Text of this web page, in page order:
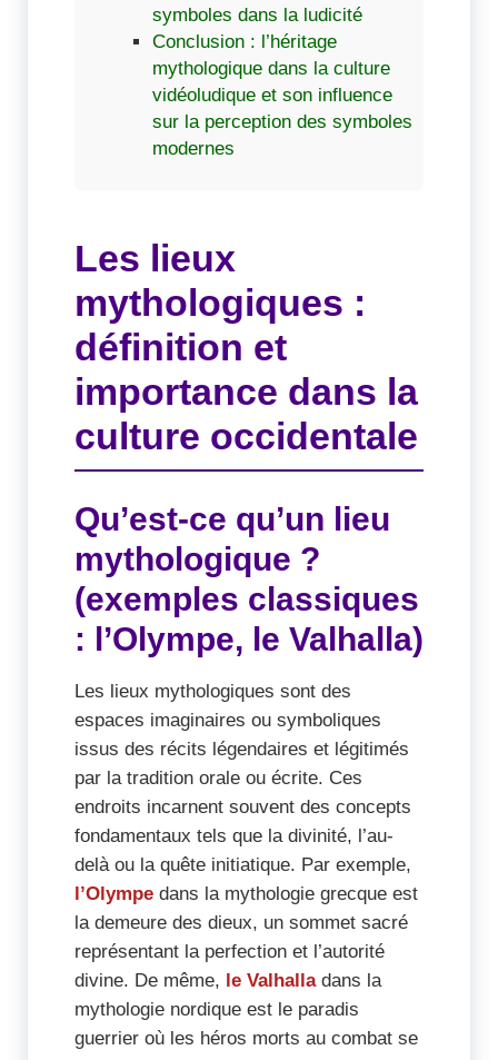
symboles dans la ludicité
Conclusion : l’héritage
mythologique dans la culture
vidéoludique et son influence
sur la perception des symboles
modernes
Les lieux
mythologiques :
définition et
importance dans la
culture occidentale
Qu’est-ce qu’un lieu
mythologique ?
(exemples classiques
: l’Olympe, le Valhalla)
Les lieux mythologiques sont des
espaces imaginaires ou symboliques
issus des récits légendaires et légitimés
par la tradition orale ou écrite. Ces
endroits incarnent souvent des concepts
fondamentaux tels que la divinité, l’au-
delà ou la quête initiatique. Par exemple,
l’Olympe dans la mythologie grecque est
la demeure des dieux, un sommet sacré
représentant la perfection et l’autorité
divine. De même, le Valhalladans la
mythologie nordique est le paradis
guerrier où les héros morts au combat se